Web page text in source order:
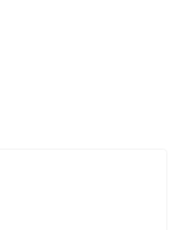
术与计量（4
价案例分析
忆口诀也很助